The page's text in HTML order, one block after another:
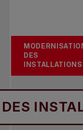
DES
INSTALLATIONS